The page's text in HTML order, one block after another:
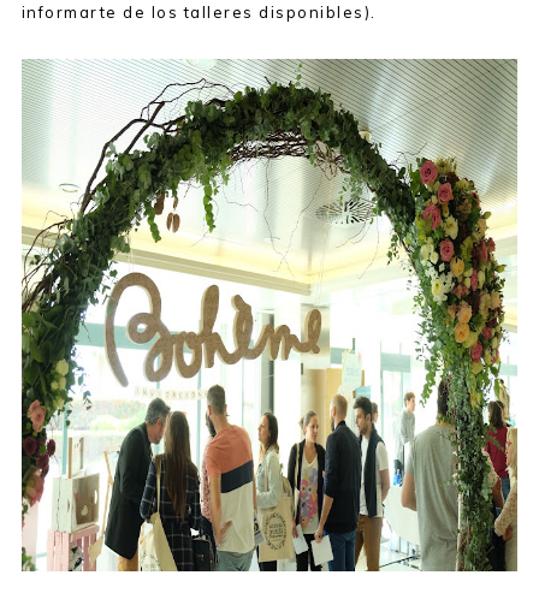
informarte de los talleres disponibles).